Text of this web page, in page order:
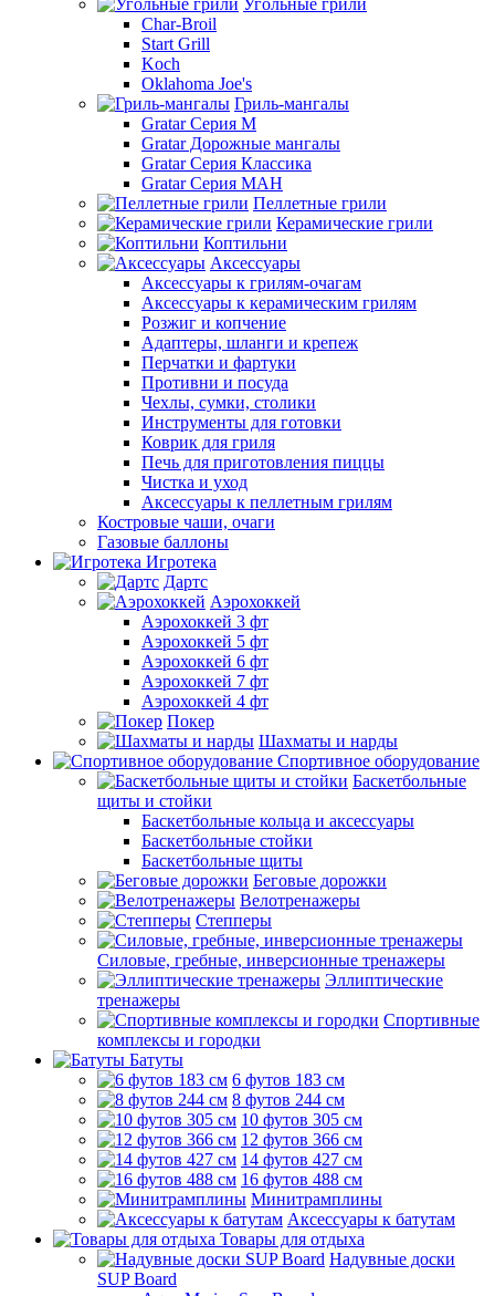
Char-Broil
Start Grill
Koch
Oklahoma Joe's
Гриль-мангалы
Gratar Серия M
Gratar Дорожные мангалы
Gratar Серия Классика
Gratar Серия МАН
Пеллетные грили
Керамические грили
Коптильни
Аксессуары
Аксессуары к грилям-очагам
Аксессуары к керамическим грилям
Розжиг и копчение
Адаптеры, шланги и крепеж
Перчатки и фартуки
Противни и посуда
Чехлы, сумки, столики
Инструменты для готовки
Коврик для гриля
Печь для приготовления пиццы
Чистка и уход
Аксессуары к пеллетным грилям
Костровые чаши, очаги
Газовые баллоны
Игротека
Дартс
Аэрохоккей
Аэрохоккей 3 фт
Аэрохоккей 5 фт
Аэрохоккей 6 фт
Аэрохоккей 7 фт
Аэрохоккей 4 фт
Покер
Шахматы и нарды
Спортивное оборудование
Баскетбольные
щиты и стойки
Баскетбольные кольца и аксессуары
Баскетбольные стойки
Баскетбольные щиты
Беговые дорожки
Велотренажеры
Степперы
Силовые, гребные, инверсионные тренажеры
Эллиптические
тренажеры
Спортивные
комплексы и городки
Батуты
6 футов 183 см
8 футов 244 см
10 футов 305 см
12 футов 366 см
14 футов 427 см
16 футов 488 см
Минитрамплины
Аксессуары к батутам
Товары для отдыха
Надувные доски
SUP Board